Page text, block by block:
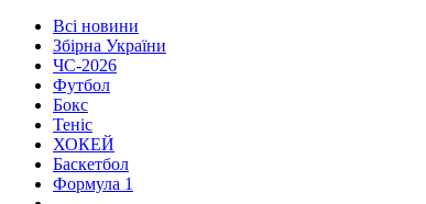
Всі новини
Збірна України
ЧС-2026
Футбол
Бокс
Теніс
ХОКЕЙ
Баскетбол
Формула 1